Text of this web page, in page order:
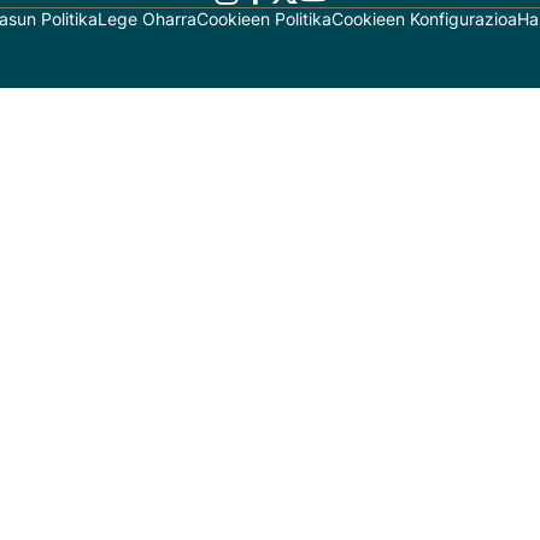
PolitikaLege OharraCookieen PolitikaCookieen Konfigurazioa